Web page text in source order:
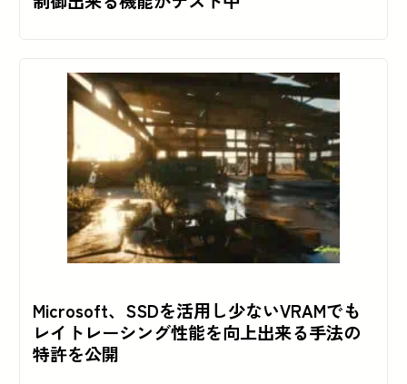
Microsoft、SSDを活用し少ないVRAMでも
レイトレーシング性能を向上出来る手法の
特許を公開